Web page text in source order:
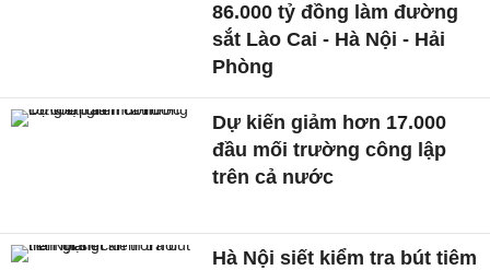
86.000 tỷ đồng làm đường
sắt Lào Cai - Hà Nội - Hải
Phòng
Dự kiến giảm hơn 17.000
đầu mối trường công lập
trên cả nước
Hà Nội siết kiểm tra bút tiêm